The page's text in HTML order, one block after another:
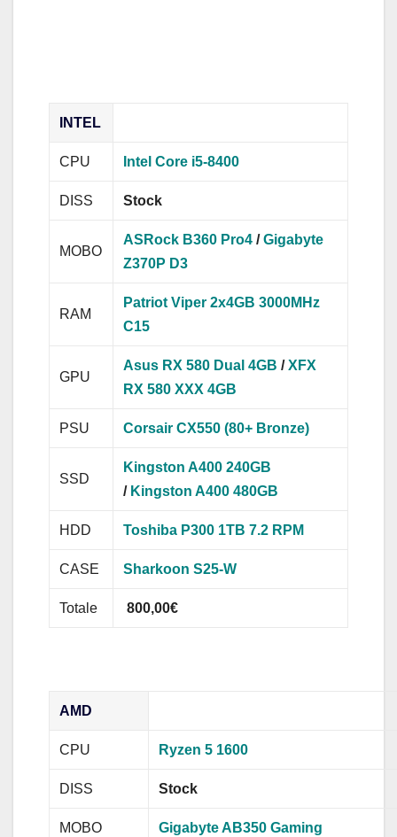
INTEL
CPU Intel Core i5-8400
DISS Stock
MOBO
ASRock B360 Pro4 /Gigabyte
Z370P D3
RAM
Patriot Viper 2x4GB 3000MHz
C15
GPU
Asus RX 580 Dual 4GB /XFX
RX 580 XXX 4GB
PSU Corsair CX550 (80+ Bronze)
SSD
Kingston A400 240GB
/ Kingston A400 480GB
HDD Toshiba P300 1TB 7.2 RPM
CASE Sharkoon S25-W
Totale 800,00€
AMD
CPU Ryzen 5 1600
DISS Stock
MOBO Gigabyte AB350 Gaming